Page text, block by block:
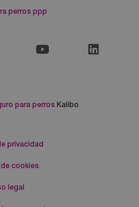
perros ppp
para perrosKalibo
privacidad
cookies
legal